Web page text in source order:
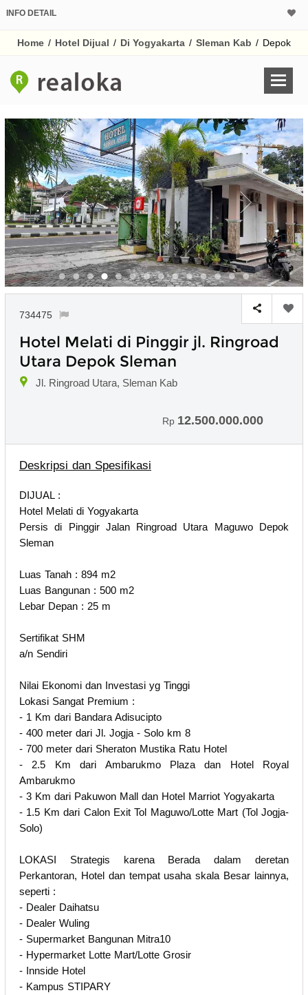
INFO DETAIL
Home / Hotel Dijual / Di Yogyakarta / Sleman Kab / Depok
734475
Hotel Melati di Pinggir jl. Ringroad
Utara Depok Sleman
Jl. Ringroad Utara, Sleman Kab
Rp 12.500.000.000
Deskripsi dan Spesifikasi
DIJUAL :
Hotel Melati di Yogyakarta
Persis di Pinggir Jalan Ringroad Utara Maguwo Depok
Sleman
Luas Tanah : 894 m2
Luas Bangunan : 500 m2
Lebar Depan : 25 m
Sertifikat SHM
a/n Sendiri
Nilai Ekonomi dan Investasi yg Tinggi
Lokasi Sangat Premium :
- 1 Km dari Bandara Adisucipto
- 400 meter dari Jl. Jogja - Solo km 8
- 700 meter dari Sheraton Mustika Ratu Hotel
- 2.5 Km dari Ambarukmo Plaza dan Hotel Royal
Ambarukmo
- 3 Km dari Pakuwon Mall dan Hotel Marriot Yogyakarta
- 1.5 Km dari Calon Exit Tol Maguwo/Lotte Mart (Tol Jogja-
Solo)
LOKASI Strategis karena Berada dalam deretan
Perkantoran, Hotel dan tempat usaha skala Besar lainnya,
seperti :
- Dealer Daihatsu
- Dealer Wuling
- Supermarket Bangunan Mitra10
- Hypermarket Lotte Mart/Lotte Grosir
- Innside Hotel
- Kampus STIPARY